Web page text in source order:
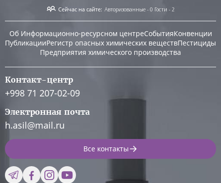
Сейчас на сайте: Авторизованные - 0 Гости - 2
Об Информационно-ресурсном центреСобытияКонвенции
ПубликацииРегистр опасных химических веществПестициды
Предприятия химического производства
Контакт-центр
+998 71 207-02-09
Электронная почта
h.asil@mail.ru
Все контакты